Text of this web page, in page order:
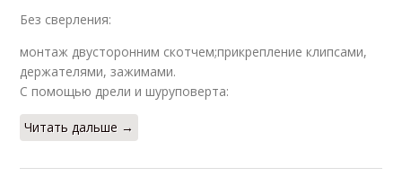
Без сверления:
монтаж двусторонним скотчем;прикрепление клипсами,
держателями, зажимами.
С помощью дрели и шуруповерта:
Читать дальше →